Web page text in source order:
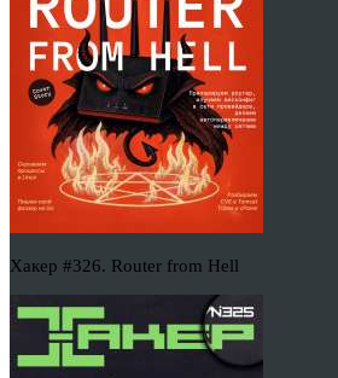
Хакер #326. Router from Hell